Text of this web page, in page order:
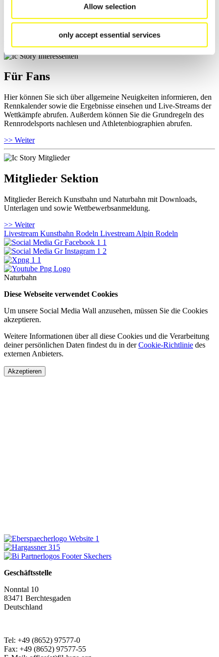
Allow selection
only accept essential services
Wettkämpfen, Anti-Doping und Fairplay einsehen, Ergebnislisten
Ihre Athletenbiographie ansehen.
Für Fans
Hier können Sie sich über allgemeine Neuigkeiten informieren, den
Rennkalender sowie die Ergebnisse einsehen und Live-Streams der
Wettkämpfe abrufen. Außerdem können Sie die Grundregeln des
Rennrodelsports nachlesen und Athletenbiographien abrufen.
>> Weiter
Mitglieder Sektion
Mitglieder Bereich Kunstbahn und Naturbahn mit Downloads,
Unterlagen und sowie Wettbewerbsanmeldung.
>> Weiter
Livestream Kunstbahn Rodeln Livestream Alpin Rodeln
Naturbahn
Diese Webseite verwendet Cookies
Um unsere Social Media Wall anzusehen, müssen Sie die Cookies
akzeptieren.
Weitere Informationen über all diese Cookies und die Verarbeitung
deiner persönlichen Daten findest du in derCookie-Richtlinie des
externen Anbieters.
Akzeptieren
Geschäftsstelle
Nonntal 10
83471 Berchtesgaden
Deutschland
Tel: +49 (8652) 97577-0
Fax: +49 (8652) 97577-55